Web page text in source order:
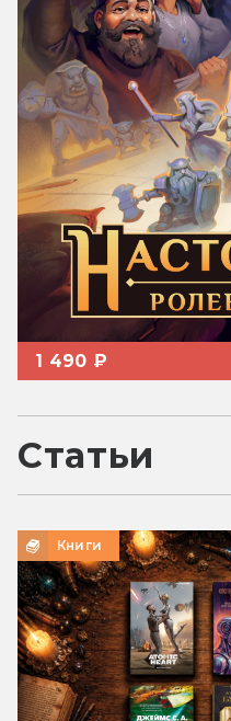
1 490 ₽
Статьи
Книги